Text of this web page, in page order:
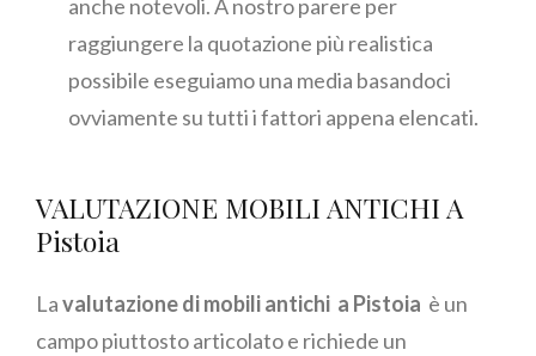
anche notevoli. A nostro parere per
raggiungere la quotazione più realistica
possibile eseguiamo una media basandoci
ovviamente su tutti i fattori appena elencati.
VALUTAZIONE MOBILI ANTICHI A
Pistoia
Lavalutazione di mobili antichi a Pistoia è un
campo piuttosto articolato e richiede un